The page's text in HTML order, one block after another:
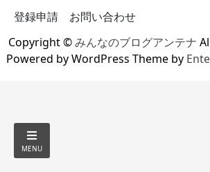
登録申請
お問い合わせ
Copyright ©みんなのブログアンテナ
Powered by WordPress Theme by
MENU